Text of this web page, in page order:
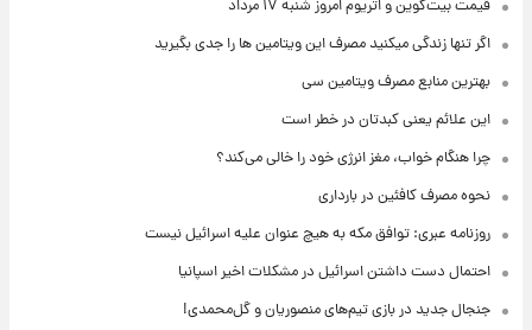
قیمت بیت‌کوین و اتریوم امروز شنبه ۱۷ مرداد
اگر تنها زندگی میکنید مصرف این ویتامین ها را جدی بگیرید
بهترین منابع مصرف ویتامین سی
این علائم یعنی کبدتان در خطر است
چرا هنگام خواب، مغز انرژی خود را خالی می‌کند؟
نحوه مصرف کافئین در بارداری
روزنامه عبری: توافق مکه به هیچ عنوان علیه اسرائیل نیست
احتمال دست داشتن اسرائیل در مشکلات اخیر اسپانیا
جنجال جدید در بازی تیم‌های منصوریان و گل‌محمدی!